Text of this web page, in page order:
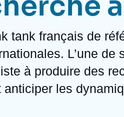
Proche-Orient
tank français de
L’une de
à produire des
anticiper les